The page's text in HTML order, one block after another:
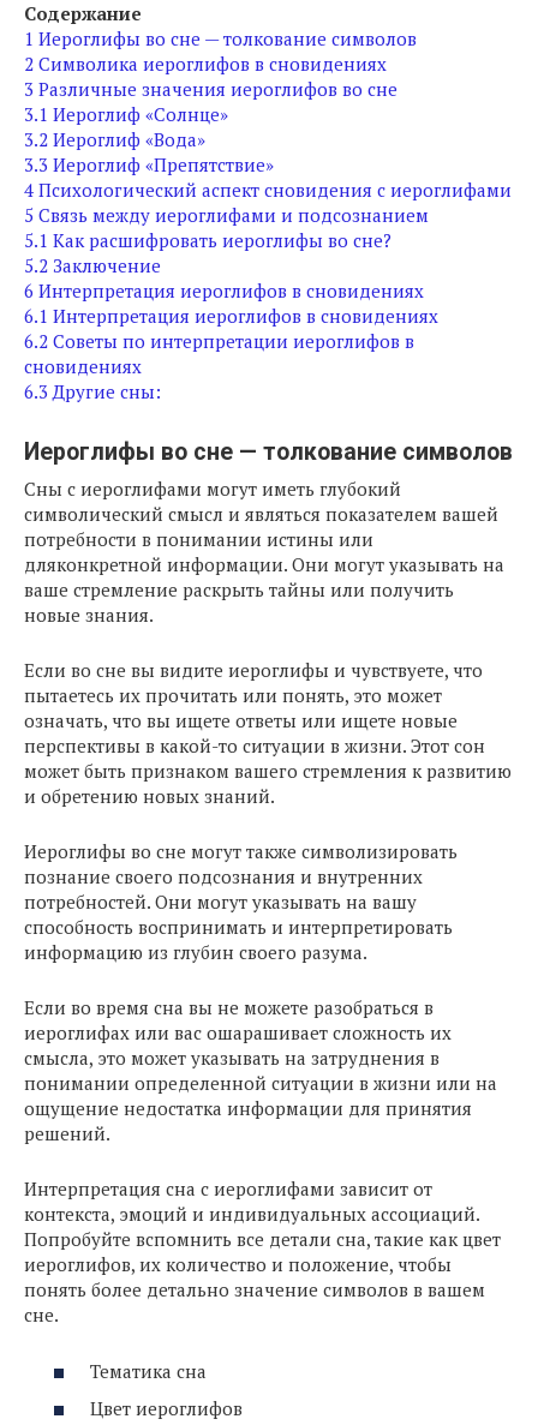
Содержание
1 Иероглифы во сне — толкование символов
2 Символика иероглифов в сновидениях
3 Различные значения иероглифов во сне
3.1 Иероглиф «Солнце»
3.2 Иероглиф «Вода»
3.3 Иероглиф «Препятствие»
4 Психологический аспект сновидения с иероглифами
5 Связь между иероглифами и подсознанием
5.1 Как расшифровать иероглифы во сне?
5.2 Заключение
6 Интерпретация иероглифов в сновидениях
6.1 Интерпретация иероглифов в сновидениях
6.2 Советы по интерпретации иероглифов в
сновидениях
6.3 Другие сны:
Иероглифы во сне — толкование символов
Сны с иероглифами могут иметь глубокий
символический смысл и являться показателем вашей
потребности в понимании истины или
дляконкретной информации. Они могут указывать на
ваше стремление раскрыть тайны или получить
новые знания.
Если во сне вы видите иероглифы и чувствуете, что
пытаетесь их прочитать или понять, это может
означать, что вы ищете ответы или ищете новые
перспективы в какой-то ситуации в жизни. Этот сон
может быть признаком вашего стремления к развитию
и обретению новых знаний.
Иероглифы во сне могут также символизировать
познание своего подсознания и внутренних
потребностей. Они могут указывать на вашу
способность воспринимать и интерпретировать
информацию из глубин своего разума.
Если во время сна вы не можете разобраться в
иероглифах или вас ошарашивает сложность их
смысла, это может указывать на затруднения в
понимании определенной ситуации в жизни или на
ощущение недостатка информации для принятия
решений.
Интерпретация сна с иероглифами зависит от
контекста, эмоций и индивидуальных ассоциаций.
Попробуйте вспомнить все детали сна, такие как цвет
иероглифов, их количество и положение, чтобы
понять более детально значение символов в вашем
сне.
Тематика сна
Цвет иероглифов